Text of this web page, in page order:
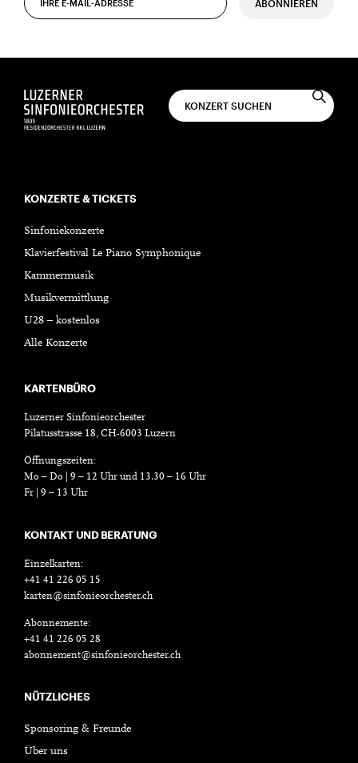
ABONNIEREN
KONZERTE & TICKETS
Sinfoniekonzerte
Klavierfestival Le Piano Symphonique
Kammermusik
Musikvermittlung
U28 – kostenlos
Alle Konzerte
KARTENBÜRO
Luzerner Sinfonieorchester
Pilatusstrasse 18, CH-6003 Luzern
Öffnungszeiten:
Mo – Do | 9 – 12 Uhr und 13.30 – 16 Uhr
Fr | 9 – 13 Uhr
KONTAKT UND BERATUNG
Einzelkarten:
+41 41 226 05 15
karten@sinfonieorchester.ch
Abonnemente:
+41 41 226 05 28
abonnement@sinfonieorchester.ch
NÜTZLICHES
Sponsoring & Freunde
Über uns